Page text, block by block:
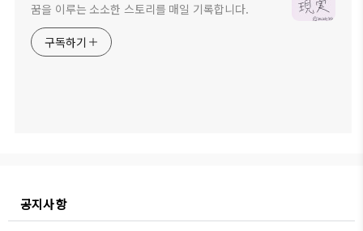
꿈을 이루는 소소한 스토리를 매일 기록합니다.
구독하기
공지사항